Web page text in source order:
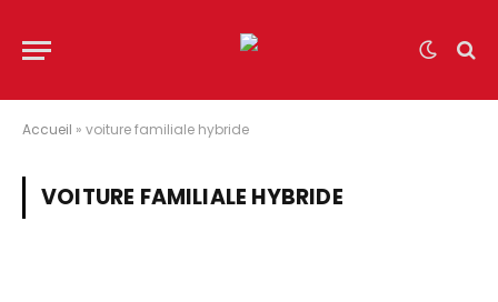
Accueil » voiture familiale hybride
VOITURE FAMILIALE HYBRIDE